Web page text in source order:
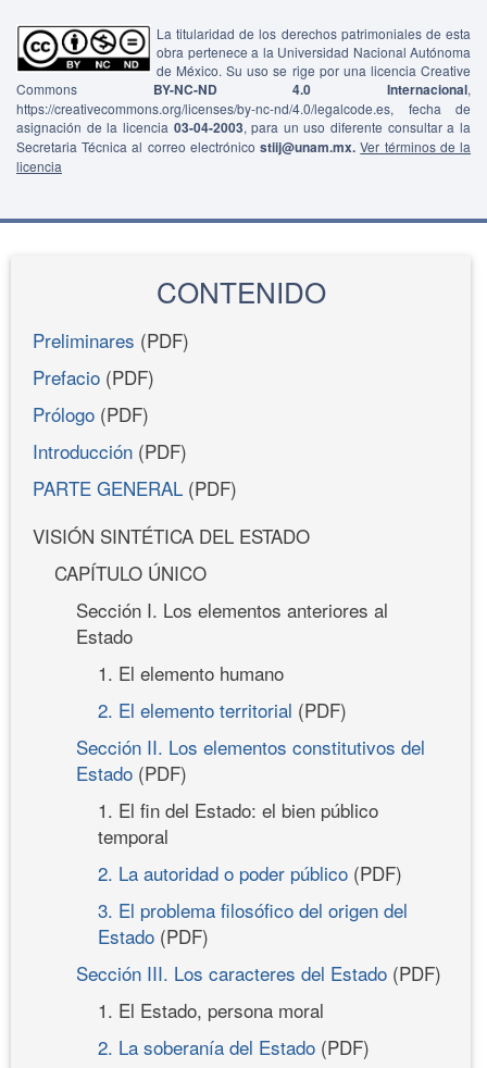
La titularidad de los derechos patrimoniales de esta
obra pertenece a la Universidad Nacional Autónoma
de México. Su uso se rige por una licencia Creative
Commons BY-NC-ND 4.0 Internacional,
https://creativecommons.org/licenses/by-nc-nd/4.0/legalcode.es, fecha de
asignación de la licencia 03-04-2003, para un uso diferente consultar a la
Secretaria Técnica al correo electrónicostiij@unam.mx. Ver términos de la
licencia
CONTENIDO
Preliminares (PDF)
Prefacio (PDF)
Prólogo (PDF)
Introducción (PDF)
PARTE GENERAL (PDF)
VISIÓN SINTÉTICA DEL ESTADO
CAPÍTULO ÚNICO
Sección I. Los elementos anteriores al
Estado
1. El elemento humano
2. El elemento territorial (PDF)
Sección II. Los elementos constitutivos del
Estado (PDF)
1. El fin del Estado: el bien público
temporal
2. La autoridad o poder público (PDF)
3. El problema filosófico del origen del
Estado (PDF)
Sección III. Los caracteres del Estado (PDF)
1. El Estado, persona moral
2. La soberanía del Estado (PDF)